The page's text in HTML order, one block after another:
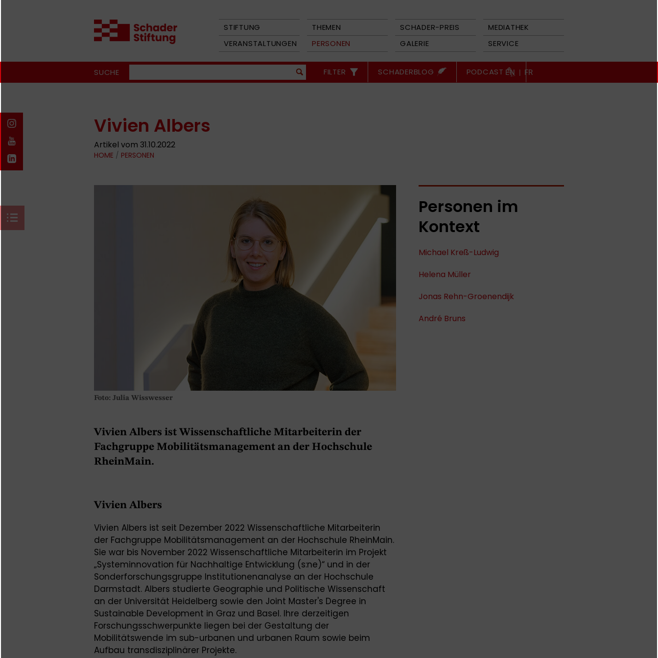
STIFTUNG THEMEN SCHADER-PREIS
MEDIATHEK
VERANSTALTUNGEN
PERSONEN GALERIE SERVICE
SUCHE FILTER SCHADERBLOG PODCAST EN | FR
Vivien Albers
Artikel vom 31.10.2022
HOME / PERSONEN
Foto: Julia Wisswesser
Vivien Albers ist Wissenschaftliche Mitarbeiterin der
Fachgruppe Mobilitätsmanagement an der Hochschule
RheinMain.
Vivien Albers
Vivien Albers ist seit Dezember 2022 Wissenschaftliche Mitarbeiterin
der Fachgruppe Mobilitätsmanagement an der Hochschule RheinMain.
Sie war bis November 2022 Wissenschaftliche Mitarbeiterin im Projekt
„Systeminnovation für Nachhaltige Entwicklung (s:ne)“ und in der
Sonderforschungsgruppe Institutionenanalyse an der Hochschule
Darmstadt. Albers studierte Geographie und Politische Wissenschaft
an der Universität Heidelberg sowie den Joint Master's Degree in
Sustainable Development in Graz und Basel. Ihre derzeitigen
Forschungsschwerpunkte liegen bei der Gestaltung der
Mobilitätswende im sub-urbanen und urbanen Raum sowie beim
Aufbau transdisziplinärer Projekte.
Personen im
Kontext
Michael Kreß-Ludwig
Helena Müller
Jonas Rehn-Groenendijk
André Bruns